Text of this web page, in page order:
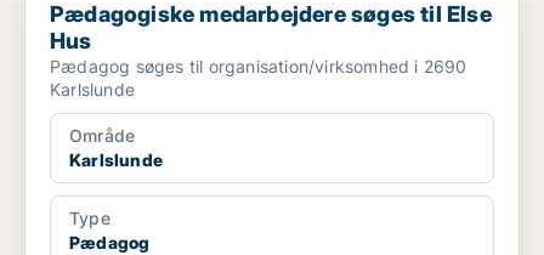
Pædagogiske medarbejdere søges til Else
Hus
Pædagog søges til organisation/virksomhed i 2690
Karlslunde
Område
Karlslunde
Type
Pædagog